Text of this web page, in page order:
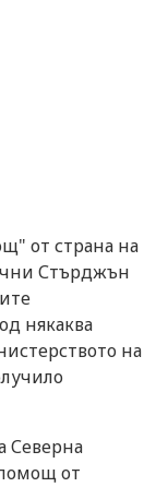
от страна на
Стърджън
някаква
на
Северна
от